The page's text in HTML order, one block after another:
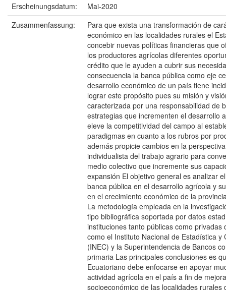
Erscheinungsdatum:
Mai-2020
Zusammenfassung:
Para que exista una transformación de
económico en las localidades rurales el
concebir nuevas políticas financieras que
los productores agrícolas diferentes
crédito que le ayuden a cubrir sus
consecuencia la banca pública como eje
desarrollo económico de un país tiene
lograr este propósito pues su misión y
caracterizada por una responsabilidad de
estrategias que incrementen el desarrollo
eleve la competitividad del campo al
paradigmas en cuanto a los rubros por
además propicie cambios en la perspectiva
individualista del trabajo agrario para
medio colectivo que incremente sus
expansión El objetivo general es analizar
banca pública en el desarrollo agrícola y
en el crecimiento económico de la
La metodología empleada en la
tipo bibliográfica soportada por datos
instituciones tanto públicas como privadas
como el Instituto Nacional de Estadística y
(INEC) y la Superintendencia de Bancos
primaria Las principales conclusiones es
Ecuatoriano debe enfocarse en apoyar
actividad agrícola en el país a fin de
socioeconómico de las localidades rurales